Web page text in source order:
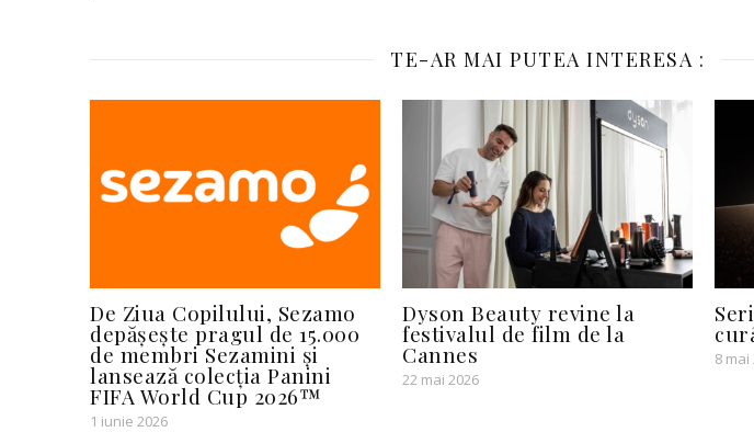
TE-AR MAI PUTEA INTERESA :
De Ziua Copilului, Sezamo
depășește pragul de 15.000
de membri Sezamini și
lansează colecția Panini
FIFA World Cup 2026™
1 iunie 2026
Dyson Beauty revine la
festivalul de film de la
Cannes
22 mai 2026
8 mai